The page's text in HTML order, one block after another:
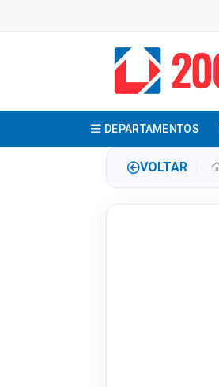
DEPARTAMENTOS
VOLTAR